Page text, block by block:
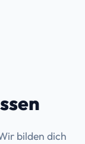
bilden dich